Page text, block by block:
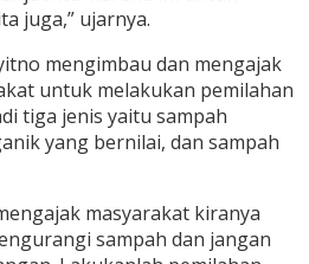
juga,” ujarnya.
mengimbau dan mengajak
untuk melakukan pemilahan
tiga jenis yaitu sampah
yang bernilai, dan sampah
masyarakat kiranya
sampah dan jangan